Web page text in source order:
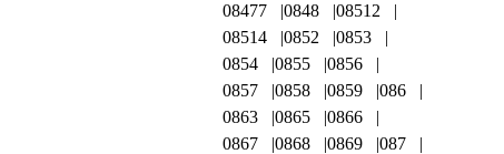
08477
0848
08512
08514
0852
0853
0854
0855
0856
0857
0858 0859
086
0863
0865
0866
0867
0868 0869
087